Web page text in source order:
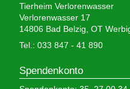
Tierheim Verlorenwasser
Verlorenwasser 17
14806 Bad Belzig, OT
Tel.: 033 847 - 41 890
Spendenkonto